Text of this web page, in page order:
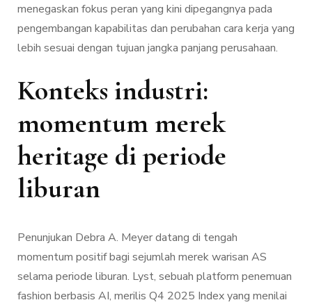
menegaskan fokus peran yang kini dipegangnya pada
pengembangan kapabilitas dan perubahan cara kerja yang
lebih sesuai dengan tujuan jangka panjang perusahaan.
Konteks industri:
momentum merek
heritage di periode
liburan
Penunjukan Debra A. Meyer datang di tengah
momentum positif bagi sejumlah merek warisan AS
selama periode liburan. Lyst, sebuah platform penemuan
fashion berbasis AI, merilis Q4 2025 Index yang menilai